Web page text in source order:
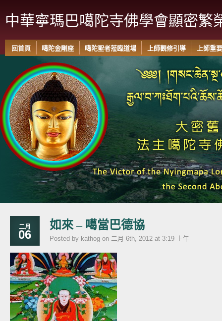
中華寧瑪巴噶陀寺佛學會顯密繁
回首頁 噶陀金剛座 噶陀聖者蒞臨道場 上師觀修引導 上師重
二月
06
如來 – 噶當巴德協
Posted by kathog on 二月 6th, 2012 at 3:19 上午